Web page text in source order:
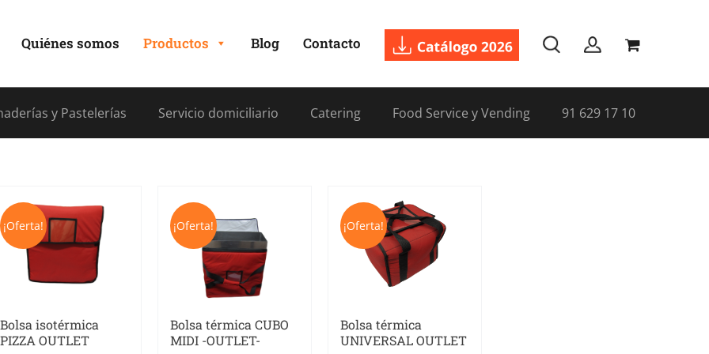
Quiénes somos Productos Blog Contacto
y Pastelerías Servicio domiciliario Catering Food Service y Vending 91 629 17 10
¡Oferta!
Bolsa isotérmica
PIZZA OUTLET
¡Oferta!
Bolsa térmica CUBO
MIDI -OUTLET-
¡Oferta!
Bolsa térmica
UNIVERSAL OUTLET